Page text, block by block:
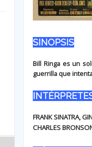
SINOPSIS
Bill Ringa es un
guerrilla que
FRANK SINATRA,
CHARLES